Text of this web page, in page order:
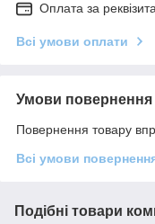
Оплата за
Всі умови оплати
Умови повернення
Повернення товару
Всі умови
Подібні товари